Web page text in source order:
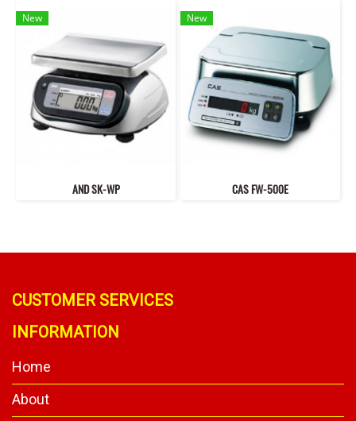
New
AND SK-WP
New
CAS FW-500E
CUSTOMER SERVICES
INFORMATION
Home
About